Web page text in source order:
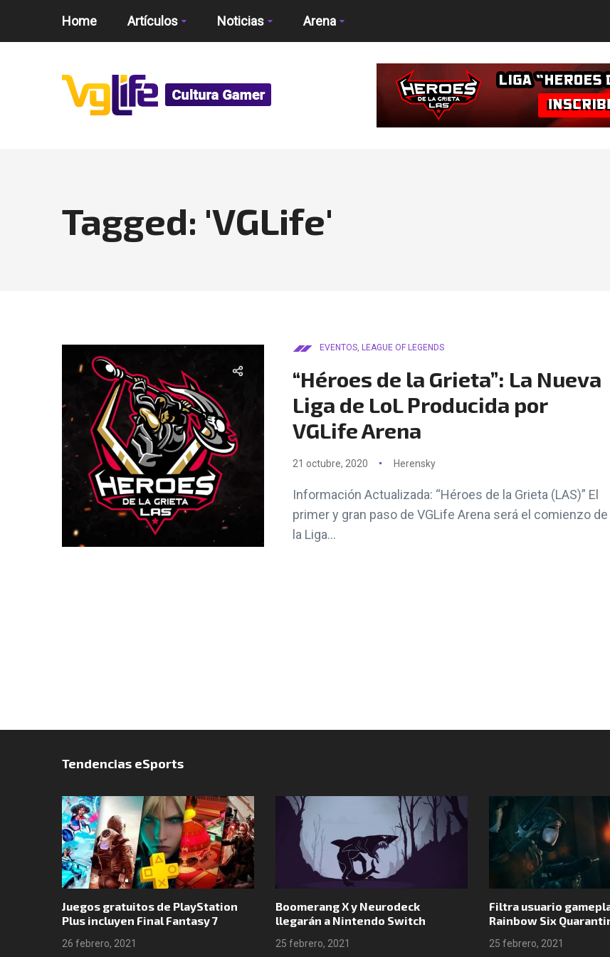
Home Artículos Noticias Arena
Tagged: 'VGLife'
EVENTOS, LEAGUE OF LEGENDS
“Héroes de la Grieta”: La Nueva
Liga de LoL Producida por
VGLife Arena
21 octubre, 2020 Herensky
Información Actualizada: “Héroes de la Grieta (LAS)” El
primer y gran paso de VGLife Arena será el comienzo de
la Liga...
Síguenos en Instagram
Tendencias eSports
Juegos gratuitos de PlayStation
Plus incluyen Final Fantasy 7
26 febrero, 2021
Boomerang X y Neurodeck
llegarán a Nintendo Switch
25 febrero, 2021
Filtra usuario gameplay de
Rainbow Six Quarantine
25 febrero, 2021